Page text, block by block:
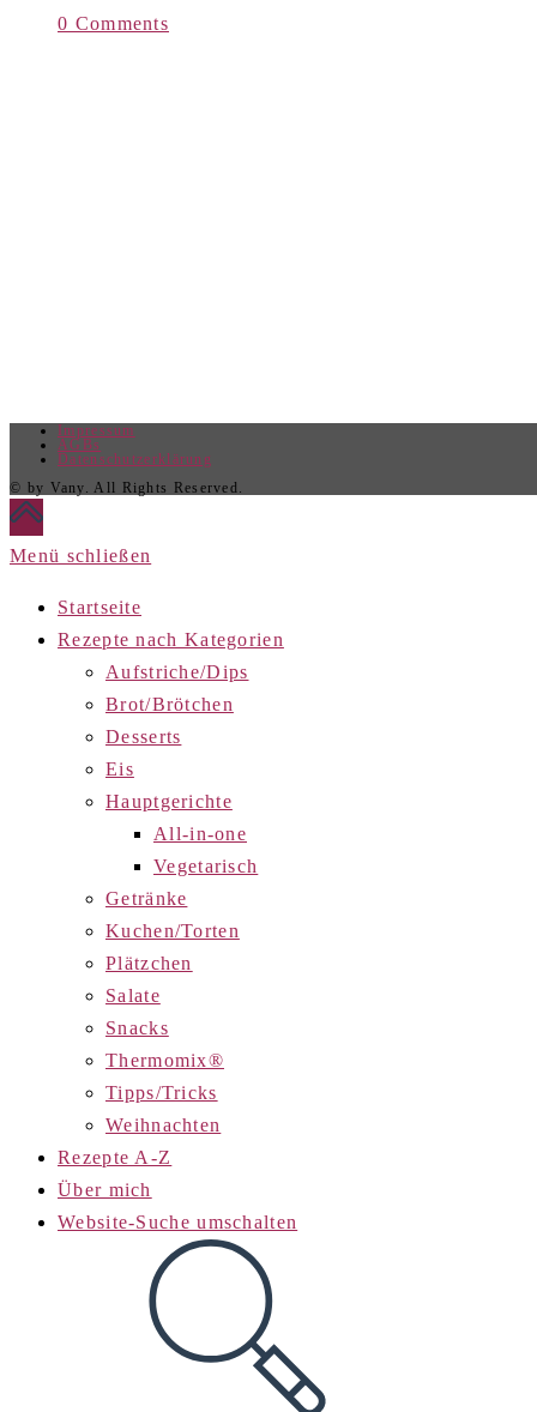
0 Comments
Impressum
AGBs
Datenschutzerklärung
© by Vany. All Rights Reserved.
Menü schließen
Startseite
Rezepte nach Kategorien
Aufstriche/Dips
Brot/Brötchen
Desserts
Eis
Hauptgerichte
All-in-one
Vegetarisch
Getränke
Kuchen/Torten
Plätzchen
Salate
Snacks
Thermomix®
Tipps/Tricks
Weihnachten
Rezepte A-Z
Über mich
Website-Suche umschalten